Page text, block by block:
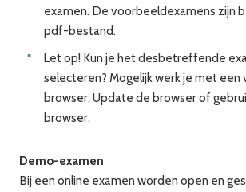
examen. De voorbeeldexamens zijn
pdf-bestand.
Let op! Kun je hetdesbetreffende
selecteren? Mogelijk werkje meteen
browser. Update de browser of
browser.
Demo-examen
Bij een online examen worden open en